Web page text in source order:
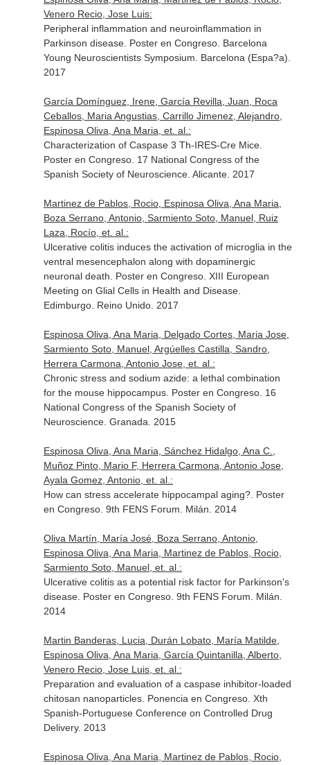
Venero Recio, Jose Luis:
Peripheral inflammation and neuroinflammation in
Parkinson disease. Poster en Congreso. Barcelona
Young Neuroscientists Symposium. Barcelona (Espa?a).
2017
García Domínguez, Irene, García Revilla, Juan, Roca
Ceballos, Maria Angustias, Carrillo Jimenez, Alejandro,
Espinosa Oliva, Ana Maria, et. al.:
Characterization of Caspase 3 Th-IRES-Cre Mice.
Poster en Congreso. 17 National Congress of the
Spanish Society of Neuroscience. Alicante. 2017
Martinez de Pablos, Rocio, Espinosa Oliva, Ana Maria,
Boza Serrano, Antonio, Sarmiento Soto, Manuel, Ruiz
Laza, Rocío, et. al.:
Ulcerative colitis induces the activation of microglia in the
ventral mesencephalon along with dopaminergic
neuronal death. Poster en Congreso. XIII European
Meeting on Glial Cells in Health and Disease.
Edimburgo. Reino Unido. 2017
Espinosa Oliva, Ana Maria, Delgado Cortes, Maria Jose,
Sarmiento Soto, Manuel, Argúelles Castilla, Sandro,
Herrera Carmona, Antonio Jose, et. al.:
Chronic stress and sodium azide: a lethal combination
for the mouse hippocampus. Poster en Congreso. 16
National Congress of the Spanish Society of
Neuroscience. Granada. 2015
Espinosa Oliva, Ana Maria, Sánchez Hidalgo, Ana C.,
Muñoz Pinto, Mario F, Herrera Carmona, Antonio Jose,
Ayala Gomez, Antonio, et. al.:
How can stress accelerate hippocampal aging?. Poster
en Congreso. 9th FENS Forum. Milán. 2014
Oliva Martín, María José, Boza Serrano, Antonio,
Espinosa Oliva, Ana Maria, Martinez de Pablos, Rocio,
Sarmiento Soto, Manuel, et. al.:
Ulcerative colitis as a potential risk factor for Parkinson's
disease. Poster en Congreso. 9th FENS Forum. Milán.
2014
Martin Banderas, Lucia, Durán Lobato, María Matilde,
Espinosa Oliva, Ana Maria, García Quintanilla, Alberto,
Venero Recio, Jose Luis, et. al.:
Preparation and evaluation of a caspase inhibitor-loaded
chitosan nanoparticles. Ponencia en Congreso. Xth
Spanish-Portuguese Conference on Controlled Drug
Delivery. 2013
Espinosa Oliva, Ana Maria, Martinez de Pablos, Rocio,